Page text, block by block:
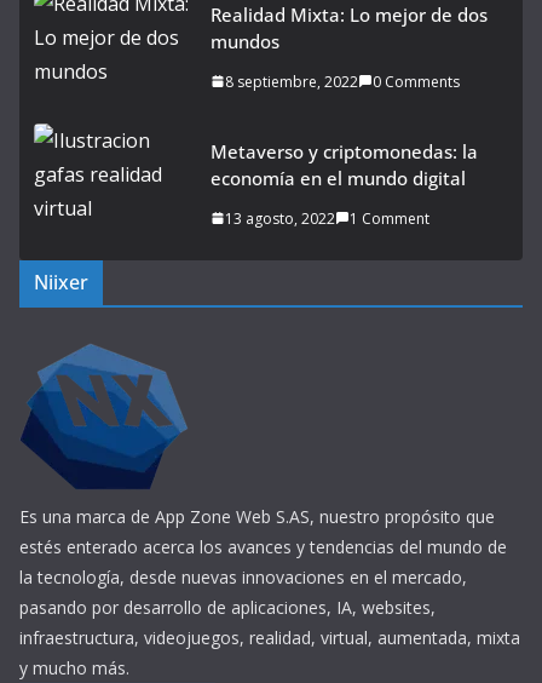
Realidad Mixta: Lo mejor de dos
mundos
8 septiembre, 2022 0 Comments
Metaverso y criptomonedas: la
economía en el mundo digital
13 agosto, 2022 1 Comment
Niixer
Es una marca de App Zone Web S.AS, nuestro propósito que
estés enterado acerca los avances y tendencias del mundo de
la tecnología, desde nuevas innovaciones en el mercado,
pasando por desarrollo de aplicaciones, IA, websites,
infraestructura, videojuegos, realidad, virtual, aumentada, mixta
y mucho más.